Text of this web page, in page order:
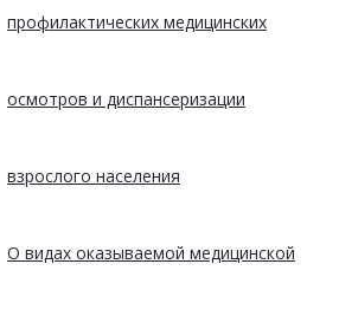
профилактических медицинских
осмотров и диспансеризации
взрослого населения
О видах оказываемой медицинской